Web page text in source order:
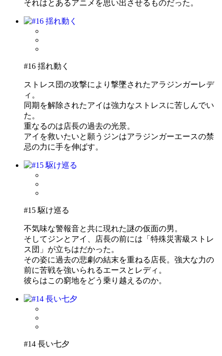
それはとあるアニメを思い出させるものだった。
#16 揺れ動く
ストレス団の攻撃により撃墜されたアラジンガーレデ
ィ。
同期を解除されたアイは強力なストレスに苦しんでい
た。
重なるのは店長の過去の光景。
アイを救いたいと願うジンはアラジンガーエースの禁
忌の力に手を伸ばす。
#15 駆け巡る
不気味な警報音と共に現れた謎の仮面の男。
そしてジンとアイ、店長の前には「特殊災害級ストレ
ス団」が立ちはだかった。
その姿に過去の悲劇の結末を重ねる店長。強大な力の
前に苦戦を強いられるエースとレディ。
彼らはこの窮地をどう乗り越えるのか。
#14 長い七夕